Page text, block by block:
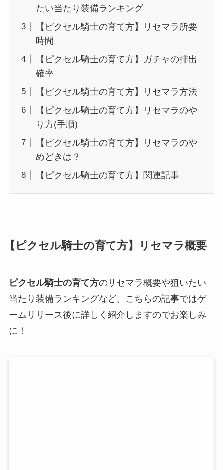
たい当たり装備ランキング
【ピクセル騎士の育て方】リセマラ所要
時間
【ピクセル騎士の育て方】ガチャの排出
確率
【ピクセル騎士の育て方】リセマラ方法
【ピクセル騎士の育て方】リセマラのや
り方(手順)
【ピクセル騎士の育て方】リセマラのや
めどきは？
【ピクセル騎士の育て方】関連記事
【ピクセル騎士の育て方】リセマラ概要
ピクセル騎士の育て方のリセマラ概要や狙いたい
当たり装備ランキングなど、こちらの記事ではゲ
ームリリース後に詳しく紹介しますのでお楽しみ
に！